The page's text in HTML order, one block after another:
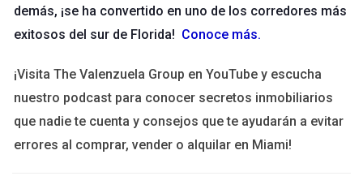
Herramientas de análisis: Muchos portales ofrecen
estadísticas sobre el rendimiento de tus anuncios.
Facilidad de uso: La mayoría tiene interfaces intuitivas
Un caso práctico sería el de Laura, quien decidió listar su
apartamento en un portal inmobiliario popular. En menos de
dos semanas, recibió varias ofertas y logró cerrar la venta por
demás, ¡se ha convertido en uno de los corredores más
exitosos del sur de Florida! Conoce más.
¡Visita The Valenzuela Group en YouTube y escucha
nuestro podcast para conocer secretos inmobiliarios
que nadie te cuenta y consejos que te ayudarán a evitar
errores al comprar, vender o alquilar en Miami!